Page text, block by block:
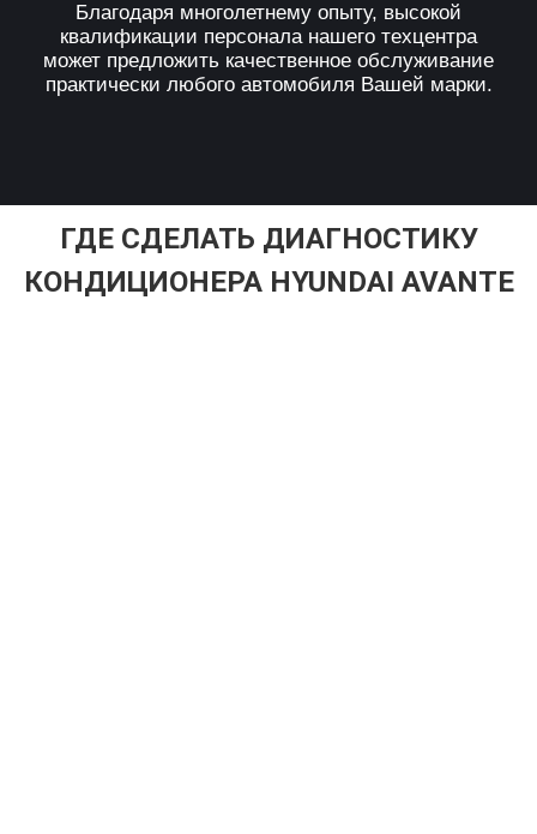
Благодаря многолетнему опыту, высокой
квалификации персонала нашего техцентра
может предложить качественное обслуживание
практически любого автомобиля Вашей марки.
ГДЕ СДЕЛАТЬ ДИАГНОСТИКУ
КОНДИЦИОНЕРА HYUNDAI AVANTE